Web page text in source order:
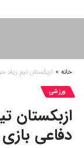
خانه » ازبکستان تیم زیاد
ورزشی
ازبکستان
دفاعی